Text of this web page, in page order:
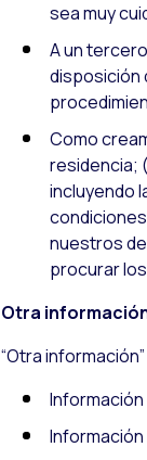
sea muy
A un
disposición
Como
residencia;
incluyendo
nuestros
procurar
Otra
“Otra